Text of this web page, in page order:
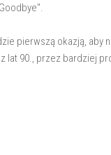
pierwszą okazją, aby
lat 90., przez bardziej